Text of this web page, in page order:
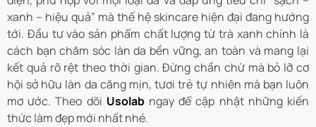
xanh – hiệu quả” mà thế hệ skincare hiện đại đang hướng
tới. Đầu tư vào sản phẩm chất lượng từ trà xanh chính là
cách bạn chăm sóc làn da bền vững, an toàn và mang lại
kết quả rõ rệt theo thời gian. Đừng chần chừ mà bỏ lỡ cơ
hội sở hữu làn da căng mịn, tươi trẻ tự nhiên mà bạn luôn
mơ ước. Theo dõi Usolabngay để cập nhật những kiến
thức làm đẹp mới nhất nhé.